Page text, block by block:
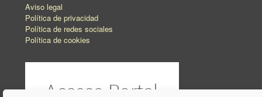
Aviso legal
Política de privacidad
Política de redes sociales
Política de cookies